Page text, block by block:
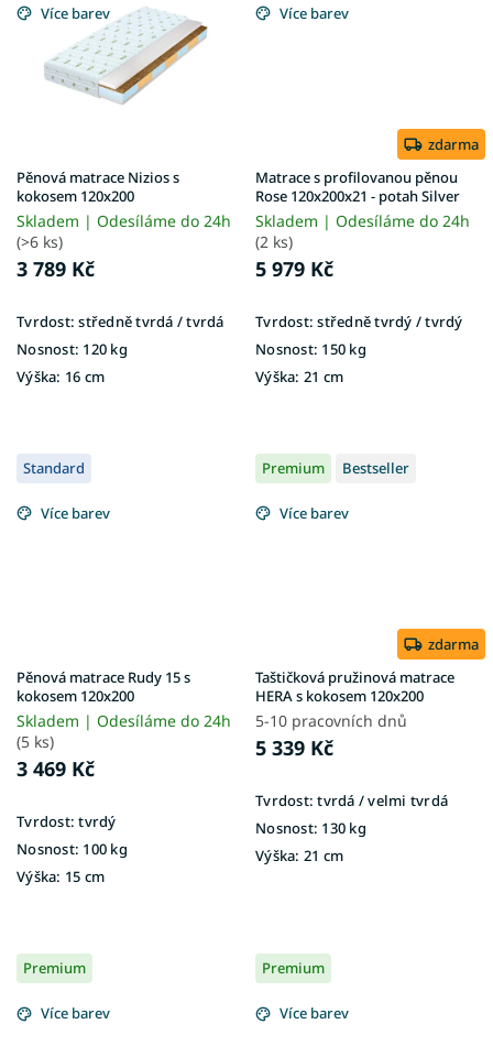
Více barev
Pěnová matrace Nizios s
kokosem 120x200
Skladem | Odesíláme do 24h
(>6 ks)
3 789 Kč
Tvrdost: středně tvrdá / tvrdá
Nosnost: 120 kg
Výška: 16 cm
Více barev
zdarma
Matrace s profilovanou pěnou
Rose 120x200x21 - potah Silver
Skladem | Odesíláme do 24h
(2 ks)
5 979 Kč
Tvrdost: středně tvrdý / tvrdý
Nosnost: 150 kg
Výška: 21 cm
Standard
Více barev
Pěnová matrace Rudy 15 s
kokosem 120x200
Skladem | Odesíláme do 24h
(5 ks)
3 469 Kč
Tvrdost: tvrdý
Nosnost: 100 kg
Výška: 15 cm
Premium Bestseller
Více barev
zdarma
Taštičková pružinová matrace
HERA s kokosem 120x200
5-10 pracovních dnů
5 339 Kč
Tvrdost: tvrdá / velmi tvrdá
Nosnost: 130 kg
Výška: 21 cm
Premium
Více barev
Premium
Více barev